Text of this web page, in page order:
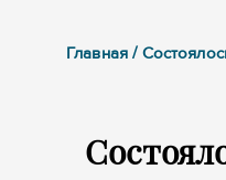
Главная /